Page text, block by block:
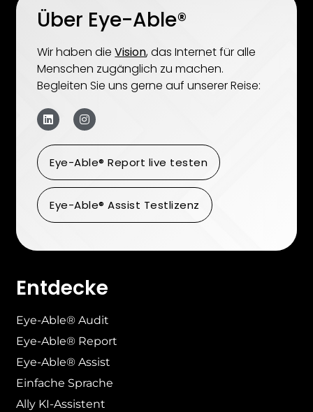
Über Eye-Able®
Wir haben dieVision, das Internet für alle
Menschen zugänglich zu machen.
Begleiten Sie uns gerne auf unserer Reise:
Eye-Able® Report live testen
Eye-Able® Assist Testlizenz
Entdecke
Eye-Able® Audit
Eye-Able® Report
Eye-Able® Assist
Einfache Sprache
Ally KI-Assistent